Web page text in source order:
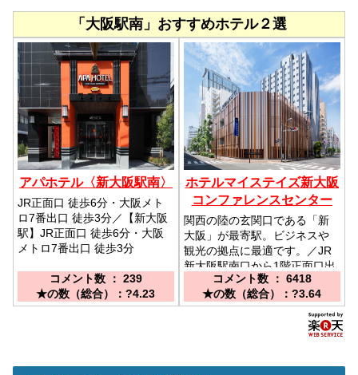
「大阪駅南」おすすめホテル２選
アパホテル〈新大阪駅南〉
JR正面口 徒歩6分・大阪メト
ロ7番出口 徒歩3分／【新大阪
駅】JR正面口 徒歩6分・大阪
メトロ7番出口 徒歩3分
コメント数 ： 239
★の数（総合）：?4.23
ホテルマイステイズ新大阪
コンファレンスセンター
関西の陸の玄関口である「新
大阪」が最寄駅。ビジネスや
観光の拠点に最適です。／JR
新大阪駅南口から1階正面口出
て右方向へ徒歩8分（新御堂筋
くぐる）西中島南方駅1番口4
分。御堂筋線にて梅田まで6分
コメント数 ： 6418
★の数（総合）：?3.64